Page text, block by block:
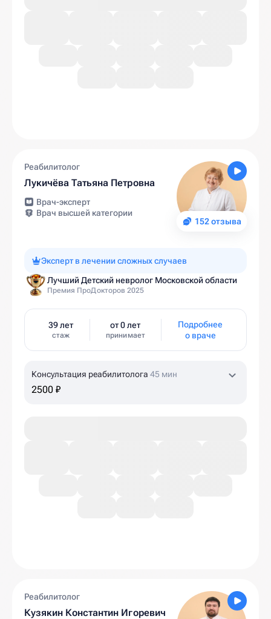
152 отзыва
Реабилитолог
Лукичёва Татьяна Петровна
Врач-эксперт
Врач высшей категории
Эксперт в лечении сложных случаев
Лучший Детский невролог Московской области
Премия ПроДокторов 2025
39 лет
стаж
от 0 лет
принимает
Подробнее
о враче
Консультация реабилитолога 45 мин
2500 ₽
Реабилитолог
Кузякин Константин Игоревич